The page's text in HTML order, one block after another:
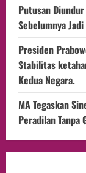
Putusan
Sebelumnya
Presiden
Stabilitas
Kedua Negara.
MA Tegaskan
Peradilan Tanpa